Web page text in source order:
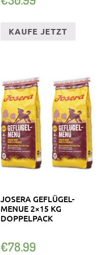
KAUFE JETZT
JOSERA GEFLÜGEL-
MENUE 2×15 KG
DOPPELPACK
€78.99